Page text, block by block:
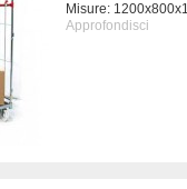
Misure:
Approfondisci